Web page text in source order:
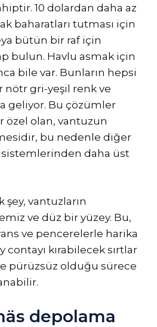
10 dolardan daha az
baharatları tutması için
bütün bir raf için
bulun. Havlu asmak için
bile var. Bunların hepsi
nötr gri-yeşil renk ve
geliyor. Bu çözümler
özel olan, vantuzun
bu nedenle diğer
daha üst
şey, vantuzların
ve düz bir yüzey. Bu,
ve pencerelerle harika
contayı kırabilecek sırtlar
pürüzsüz olduğu sürece
depolama